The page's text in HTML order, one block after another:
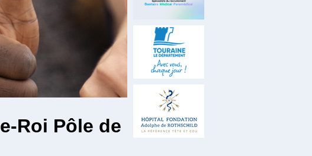
Roi Pôle de